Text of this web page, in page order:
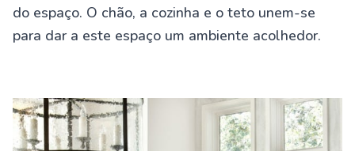
do espaço. O chão, a cozinha e o teto unem-se
para dar a este espaço um ambiente acolhedor.